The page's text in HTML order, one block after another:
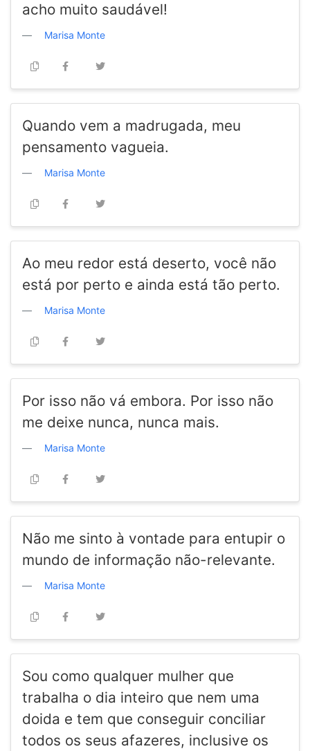
acho muito saudável!
Marisa Monte
Quando vem a madrugada, meu
pensamento vagueia.
Marisa Monte
Ao meu redor está deserto, você não
está por perto e ainda está tão perto.
Marisa Monte
Por isso não vá embora. Por isso não
me deixe nunca, nunca mais.
Marisa Monte
Não me sinto à vontade para entupir o
mundo de informação não-relevante.
Marisa Monte
Sou como qualquer mulher que
trabalha o dia inteiro que nem uma
doida e tem que conseguir conciliar
todos os seus afazeres, inclusive os